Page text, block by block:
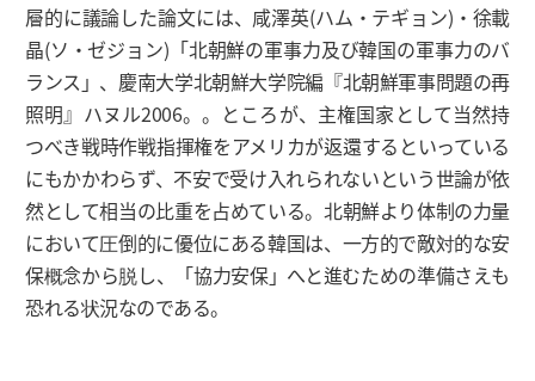
層的に議論した論文には、咸澤英(ハム・テギョン)・徐載
晶(ソ・ゼジョン)「北朝鮮の軍事力及び韓国の軍事力のバ
ランス」、慶南大学北朝鮮大学院編『北朝鮮軍事問題の再
照明』ハヌル2006。。ところが、主権国家として当然持
つべき戦時作戦指揮権をアメリカが返還するといっている
にもかかわらず、不安で受け入れられないという世論が依
然として相当の比重を占めている。北朝鮮より体制の力量
において圧倒的に優位にある韓国は、一方的で敵対的な安
保概念から脱し、「協力安保」へと進むための準備さえも
恐れる状況なのである。